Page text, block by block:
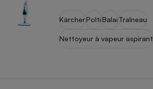
KärcherPolti Balai Traîneau
Nettoyeur à vapeur aspirant